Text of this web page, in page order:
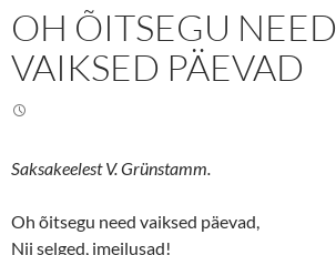
i
e
n
s
n
e
w
a
e
b
o
e
n
n
n
e
OH ÕITSEGU NEED
VAIKSED PÄEVAD
Saksakeelest V. Grünstamm.
Oh õitsegu need vaiksed päevad,
Nii selged, imeilusad!